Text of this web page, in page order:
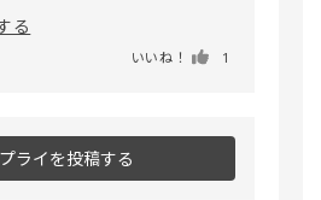
る
いいね！ 1
ライを投稿する